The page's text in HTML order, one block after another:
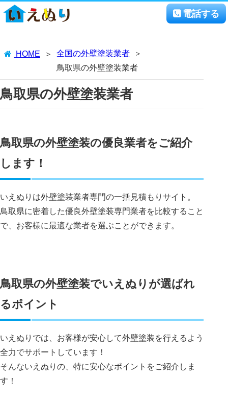
電話する
HOME
全国の外壁塗装業者
鳥取県の外壁塗装業者
鳥取県の外壁塗装業者
鳥取県の外壁塗装の優良業者をご紹介
します！
いえぬりは外壁塗装業者専門の一括見積もりサイト。
鳥取県に密着した優良外壁塗装専門業者を比較すること
で、お客様に最適な業者を選ぶことができます。
鳥取県の外壁塗装でいえぬりが選ばれ
るポイント
いえぬりでは、お客様が安心して外壁塗装を行えるよう
全力でサポートしています！
そんないえぬりの、特に安心なポイントをご紹介しま
す！